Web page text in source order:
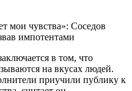
в том, что
на вкусах людей.
приучили публику к